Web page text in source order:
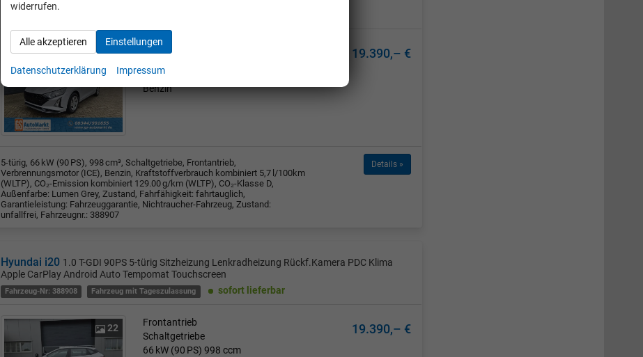
22
Frontantrieb
66 kW (90 PS)
Benzin
19.390,– €
5-türig, 66 kW (90 PS), 998 cm³, Schaltgetriebe, Frontantrieb,
Verbrennungsmotor (ICE), Benzin, Kraftstoffverbrauch kombiniert 5,7 l/100km
(WLTP), CO₂-Emission kombiniert 129.00 g/km (WLTP), CO₂-Klasse D,
Außenfarbe: Lumen Grey, Zustand, Fahrfähigkeit: fahrtauglich,
Garantieleistung: Fahrzeuggarantie, Nichtraucher-Fahrzeug, Zustand:
unfallfrei, Fahrzeugnr.: 388907
Details »
Hyundai i20 1.0 T-GDI 90PS 5-türig Sitzheizung Lenkradheizung Rückf.Kamera PDC Klima
Apple CarPlay Android Auto Tempomat Touchscreen
Fahrzeug-Nr: 388908 Fahrzeug mit Tageszulassung sofort lieferbar
22
Frontantrieb
Schaltgetriebe
66 kW (90 PS) 998 ccm
19.390,– €
widerrufen.
Alle akzeptieren Einstellungen
Datenschutzerklärung Impressum